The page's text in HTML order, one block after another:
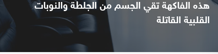
هذه الفاكهة تقي الجسم من الجلطة والنوبات
القلبية القاتلة